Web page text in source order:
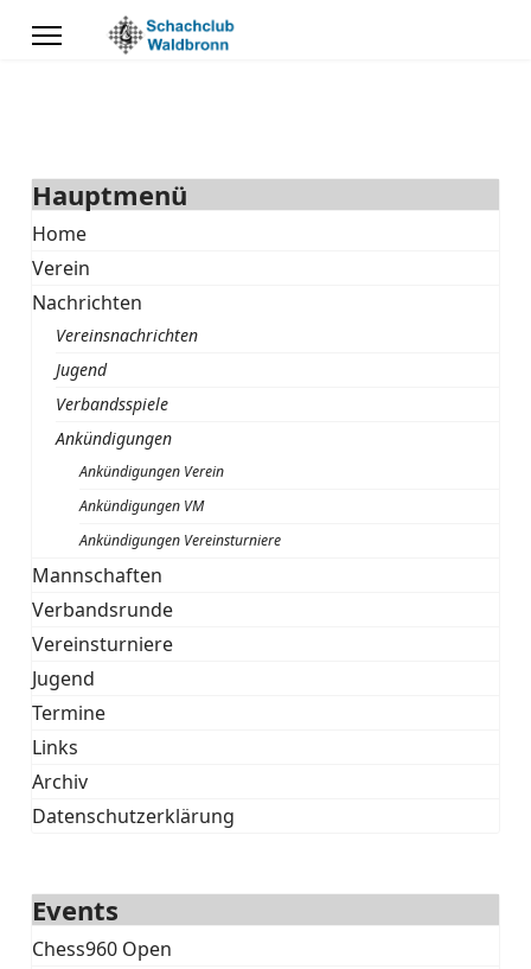
Hauptmenü
Home
Verein
Nachrichten
Vereinsnachrichten
Jugend
Verbandsspiele
Ankündigungen
Ankündigungen Verein
Ankündigungen VM
Ankündigungen Vereinsturniere
Mannschaften
Verbandsrunde
Vereinsturniere
Jugend
Termine
Links
Archiv
Datenschutzerklärung
Events
Chess960 Open